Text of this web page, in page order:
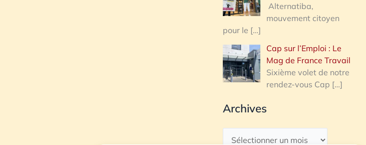
Alternatiba,
mouvement citoyen
pour le […]
Cap sur l’Emploi : Le
Mag de France Travail
Sixième volet de notre
rendez-vous Cap […]
Archives